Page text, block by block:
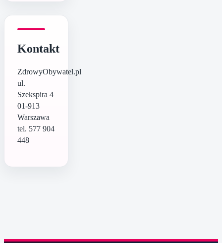
Kontakt
ZdrowyObywatel.pl
ul.
Szekspira 4
01-913
Warszawa
tel. 577 904
448